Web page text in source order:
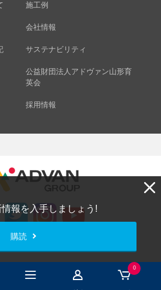
0
報を入手しましょう!
購読
施工例
会社情報
サステナビリティ
公益財団法人アドヴァン山形育
英会
採用情報